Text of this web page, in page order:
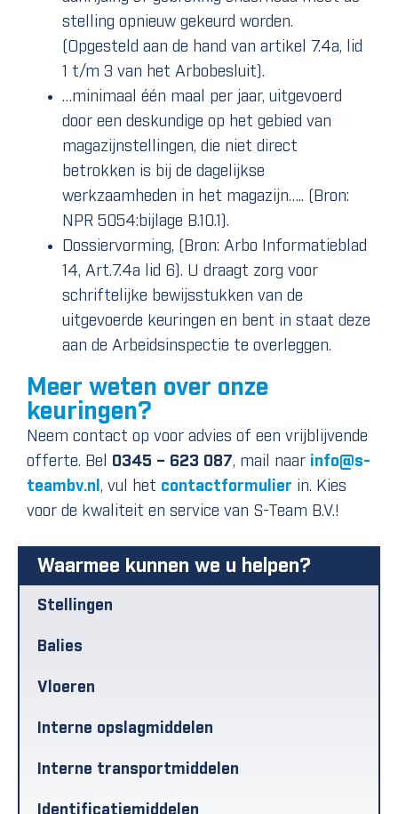
stelling opnieuw gekeurd worden.
(Opgesteld aan de hand van artikel 7.4a, lid
1 t/m 3 van het Arbobesluit).
…minimaal één maal per jaar, uitgevoerd
door een deskundige op het gebied van
magazijnstellingen, die niet direct
betrokken is bij de dagelijkse
werkzaamheden in het magazijn….. (Bron:
NPR 5054:bijlage B.10.1).
Dossiervorming, (Bron: Arbo Informatieblad
14, Art.7.4a lid 6). U draagt zorg voor
schriftelijke bewijsstukken van de
uitgevoerde keuringen en bent in staat deze
aan de Arbeidsinspectie te overleggen.
Meer weten over onze
keuringen?
Neem contact op voor advies of een vrijblijvende
offerte. Bel 0345 – 623 087, mail naar info@s-
teambv.nl , vul het contactformulier in. Kies
voor de kwaliteit en service van S-Team B.V.!
Waarmee kunnen we u helpen?
Stellingen
Balies
Vloeren
Interne opslagmiddelen
Interne transportmiddelen
Identificatiemiddelen